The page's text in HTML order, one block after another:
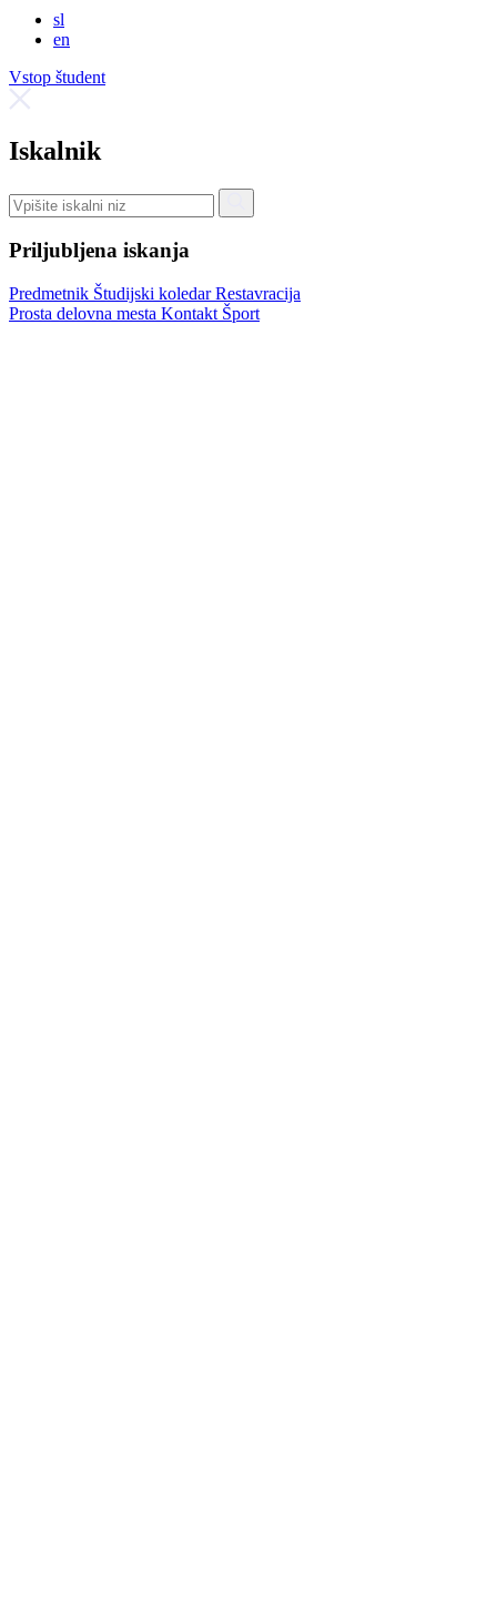
sl
en
Vstop študent
Iskalnik
Priljubljena iskanja
Predmetnik Študijski koledarRestavracija
Prosta delovna mesta Kontakt Šport